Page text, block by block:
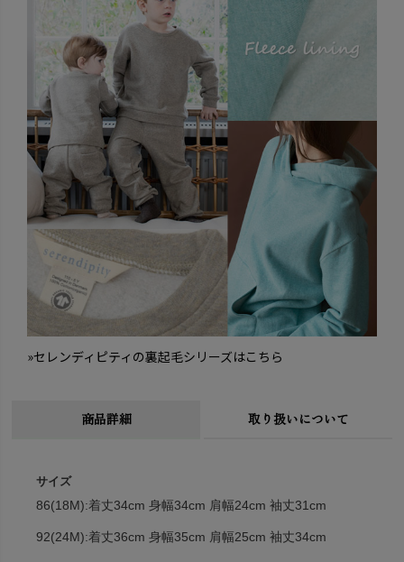
»セレンディピティの裏起毛シリーズはこちら
商品詳細 取り扱いについて
サイズ
86(18M):着丈34cm 身幅34cm 肩幅24cm 袖丈31cm
92(24M):着丈36cm 身幅35cm 肩幅25cm 袖丈34cm